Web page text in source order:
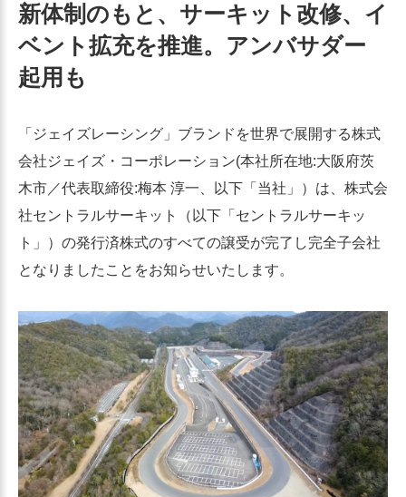
新体制のもと、サーキット改修、イ
ベント拡充を推進。アンバサダー
起用も
「ジェイズレーシング」ブランドを世界で展開する株式
会社ジェイズ・コーポレーション(本社所在地:大阪府茨
木市／代表取締役:梅本 淳一、以下「当社」）は、株式会
社セントラルサーキット（以下「セントラルサーキッ
ト」）の発行済株式のすべての譲受が完了し完全子会社
となりましたことをお知らせいたします。